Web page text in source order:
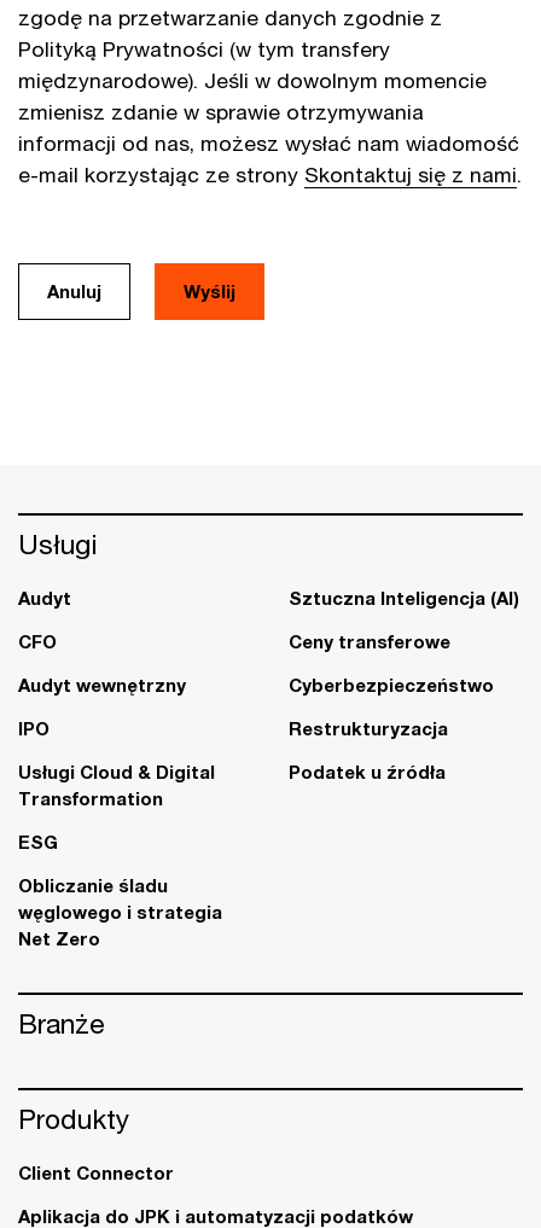
zgodę na przetwarzanie danych zgodnie z
Polityką Prywatności (w tym transfery
międzynarodowe). Jeśli w dowolnym momencie
zmienisz zdanie w sprawie otrzymywania
informacji od nas, możesz wysłać nam wiadomość
e-mail korzystając ze strony Skontaktuj się z nami.
Anuluj
Usługi
Audyt
CFO
Audyt wewnętrzny
IPO
Usługi Cloud & Digital
Transformation
ESG
Obliczanie śladu
węglowego i strategia
Net Zero
Sztuczna Inteligencja (AI)
Ceny transferowe
Cyberbezpieczeństwo
Restrukturyzacja
Podatek u źródła
Branże
Produkty
Client Connector
Aplikacja do JPK i automatyzacji podatków